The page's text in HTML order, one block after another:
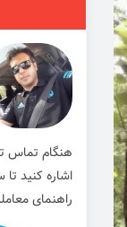
اشاره کنید
راهنمای